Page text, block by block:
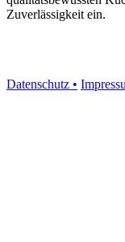
Zuverlässigkeit ein.
Datenschutz •